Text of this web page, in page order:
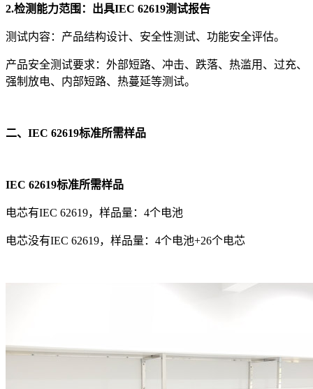
2.检测能力范围：出具IEC 62619测试报告
测试内容：产品结构设计、安全性测试、功能安全评估。
产品安全测试要求：外部短路、冲击、跌落、热滥用、过充、
强制放电、内部短路、热蔓延等测试。
二、IEC 62619标准所需样品
IEC 62619标准所需样品
电芯有IEC 62619，样品量：4个电池
电芯没有IEC 62619，样品量：4个电池+26个电芯